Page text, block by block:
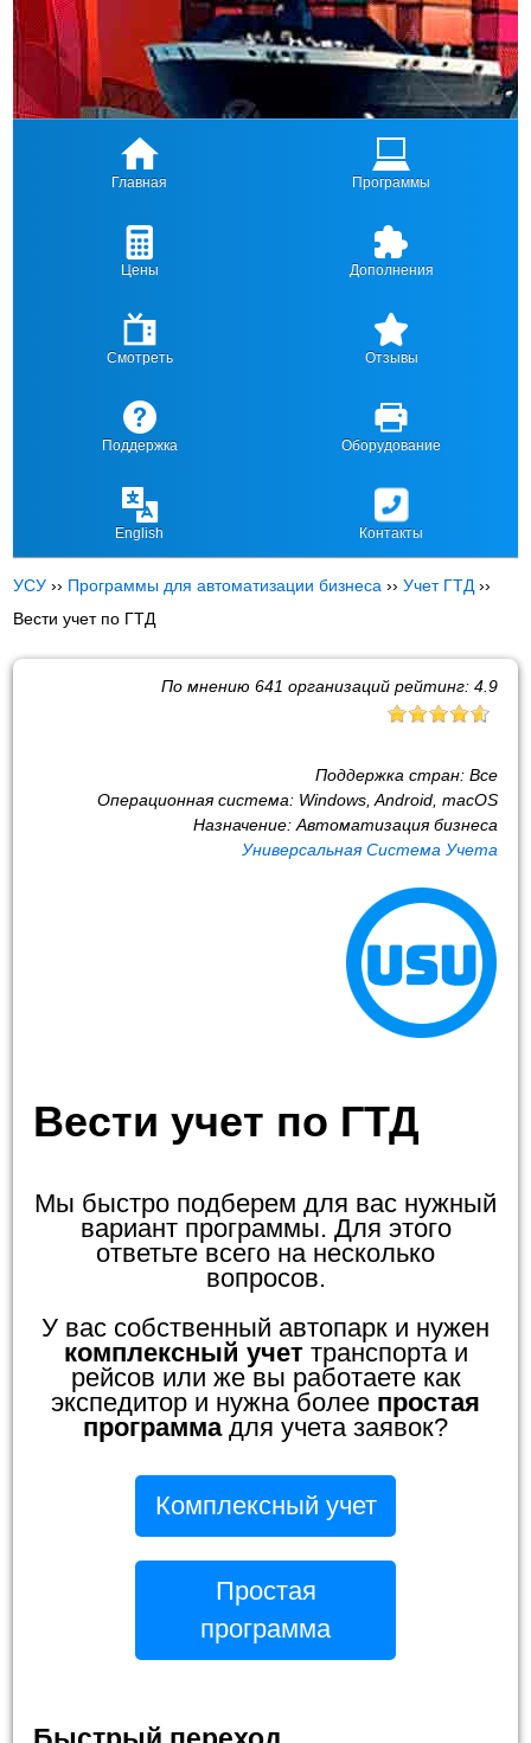
Главная Программы
Цены Дополнения
Смотреть Отзывы
Поддержка Оборудование
English Контакты
УСУ ›› Программы для автоматизации бизнеса ››Учет ГТД ››
Вести учет по ГТД
По мнению 641 организаций рейтинг: 4.9
Поддержка стран: Все
Операционная система: Windows, Android, macOS
Назначение: Автоматизация бизнеса
Универсальная Система Учета
Вести учет по ГТД
Мы быстро подберем для вас нужный
вариант программы. Для этого
ответьте всего на несколько
вопросов.
У вас собственный автопарк и нужен
комплексный учеттранспорта и
рейсов или же вы работаете как
экспедитор и нужна более простая
программадля учета заявок?
Комплексный учет
Простая
программа